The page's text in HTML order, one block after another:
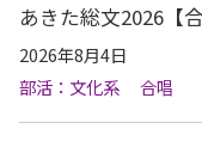
あきた総文2026【合
2026年8月4日
部活：文化系
合唱